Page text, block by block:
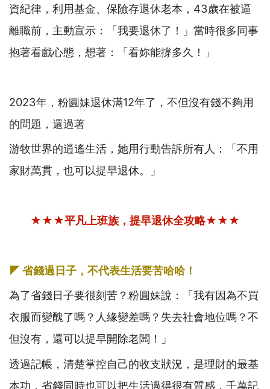
資紀律，利用基金、保險存退休老本，43歲在被逼
離職前，主動宣示：「我要退休了！」當時很多同事
抱著看戲心態，想著：「看妳能撐多久！」
2023年，粉圓妹退休滿12年了，不但沒有錢不夠用
的問題，還過著
游牧世界的逍遙生活，她用行動告訴所有人：「不用
家財萬貫，也可以提早退休。」
★★★平凡上班族，提早退休全攻略★★★
◤省錢過日子，不代表生活要苦哈哈！
為了省錢日子要很刻苦？粉圓妹說：「我有因為不買
衣服而變醜了嗎？人緣變差嗎？失去社會地位嗎？不
但沒有，還可以提早開除老闆！」
透過記帳，清楚掌控自己的收支狀況，是理財的最基
本功，省錢同時也可以把生活過得很有質感，千萬記